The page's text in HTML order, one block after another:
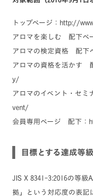
トップページ：http://
アロマを楽しむ 配下ペ
アロマの検定資格 配下
アロマの資格を活かす
y/
アロマのイベント・セ
vent/
会員専用ページ 配下：
目標とする達成等
JIS X 8341-3:2016の等
拠」という対応度の表記